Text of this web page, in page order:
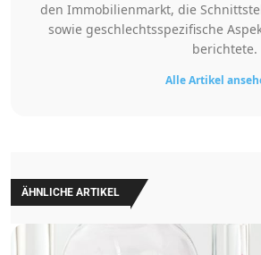
den Immobilienmarkt, die
sowie geschlechtsspezifische
berichtete.
Alle Artikel
ÄHNLICHE ARTIKEL